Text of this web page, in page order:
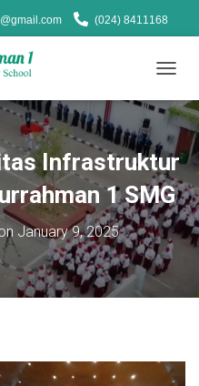
(024) 8411168
O
G
G
L
E
N
A
V
I
G
A
Infrastruktur
1 SMG
January 9, 2025